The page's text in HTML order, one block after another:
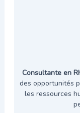
Consultante en
des opportunités
les ressources